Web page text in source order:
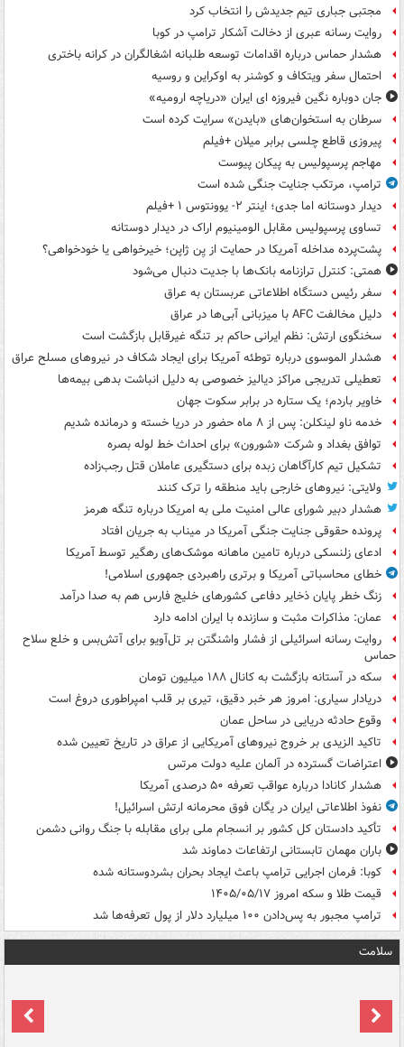
مجتبی جباری تیم جدیدش را انتخاب کرد
روایت رسانه عبری از دخالت آشکار ترامپ در کوبا
هشدار حماس درباره اقدامات توسعه طلبانه اشغالگران در کرانه باختری
احتمال سفر ویتکاف و کوشنر به اوکراین و روسیه
جان دوباره نگین فیروزه ای ایران «دریاچه ارومیه»
سرطان به استخوان‌های «بایدن» سرایت کرده است
پیروزی قاطع چلسی برابر میلان +فیلم
مهاجم پرسپولیس به پیکان پیوست
ترامپ، مرتکب جنایت جنگی شده است
دیدار دوستانه اما جدی؛ اینتر ۲- یوونتوس ۱ +فیلم
تساوی پرسپولیس مقابل الومینیوم اراک در دیدار دوستانه
پشت‌پرده مداخله آمریکا در حمایت از یِن ژاپن؛ خیرخواهی یا خودخواهی؟
همتی: کنترل ترازنامه بانک‌ها با جدیت دنبال می‌شود
سفر رئیس دستگاه اطلاعاتی عربستان به عراق
دلیل مخالفت AFC با میزبانی آبی‌ها در عراق
سخنگوی ارتش: نظم ایرانی حاکم بر تنگه غیرقابل بازگشت است
هشدار الموسوی درباره توطئه آمریکا برای ایجاد شکاف در نیروهای مسلح عراق
تعطیلی تدریجی مراکز دیالیز خصوصی به دلیل انباشت بدهی بیمه‌ها
خاویر باردم؛ یک ستاره در برابر سکوت جهان
خدمه ناو لینکلن: پس از ۸ ماه حضور در دریا خسته و درمانده‌ شدیم
توافق بغداد و شرکت «شورون» برای احداث خط لوله بصره
تشکیل تیم کارآگاهان زبده برای دستگیری عاملان قتل رجب‌زاده
ولایتی: نیروهای خارجی باید منطقه را ترک کنند
هشدار دبیر شورای عالی امنیت ملی به امریکا درباره تنگه هرمز
پرونده حقوقی جنایت جنگی آمریکا در میناب به جریان افتاد
ادعای زلنسکی درباره تامین ماهانه موشک‌های رهگیر توسط آمریکا
خطای محاسباتی آمریکا و برتری راهبردی جمهوری اسلامی!
زنگ خطر پایان ذخایر دفاعی کشورهای خلیج فارس هم به صدا درآمد
عمان: مذاکرات مثبت و سازنده با ایران ادامه دارد
روایت رسانه اسرائیلی از فشار واشنگتن بر تل‌آویو برای آتش‌بس و خلع سلاح
حماس
سکه در آستانه بازگشت به کانال ۱۸۸ میلیون تومان
دریادار سیاری: امروز هر خبر دقیق، تیری بر قلب امپراطوری دروغ است
وقوع حادثه دریایی در ساحل عمان
تاکید الزیدی بر خروج نیروهای آمریکایی از عراق در تاریخ تعیین شده
اعتراضات گسترده در آلمان علیه دولت مرتس
هشدار کانادا درباره عواقب تعرفه ۵۰ درصدی آمریکا
نفوذ اطلاعاتی ایران در یگان فوق محرمانه ارتش اسرائیل!
تأکید دادستان کل کشور بر انسجام ملی برای مقابله با جنگ روانی دشمن
باران مهمان تابستانی ارتفاعات دماوند شد
کوبا: فرمان اجرایی ترامپ باعث ایجاد بحران بشردوستانه شده
قیمت طلا و سکه امروز ۱۴۰۵/۰۵/۱۷
ترامپ مجبور به پس‌دادن ۱۰۰ میلیارد دلار از پول تعرفه‌ها شد
سلامت